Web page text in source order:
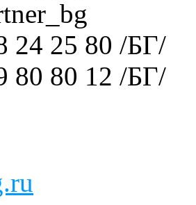
24 25 80 /БГ/
80 80 12 /БГ/